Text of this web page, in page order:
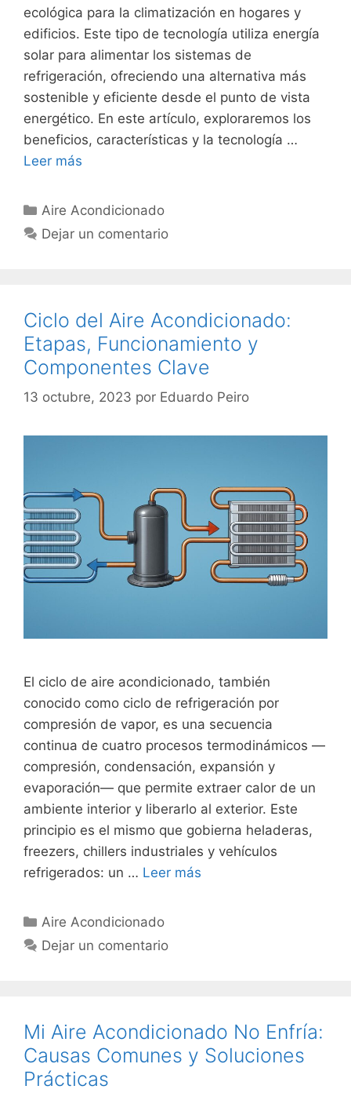
ecológica para la climatización en hogares y
edificios. Este tipo de tecnología utiliza energía
solar para alimentar los sistemas de
refrigeración, ofreciendo una alternativa más
sostenible y eficiente desde el punto de vista
energético. En este artículo, exploraremos los
beneficios, características y la tecnología …
Leer más
Categorías
Aire Acondicionado
Dejar un comentario
Ciclo del Aire Acondicionado:
Etapas, Funcionamiento y
Componentes Clave
13 octubre, 2023 por Eduardo Peiro
El ciclo de aire acondicionado, también
conocido como ciclo de refrigeración por
compresión de vapor, es una secuencia
continua de cuatro procesos termodinámicos —
compresión, condensación, expansión y
evaporación— que permite extraer calor de un
ambiente interior y liberarlo al exterior. Este
principio es el mismo que gobierna heladeras,
freezers, chillers industriales y vehículos
refrigerados: un … Leer más
Categorías
Aire Acondicionado
Dejar un comentario
Mi Aire Acondicionado No Enfría:
Causas Comunes y Soluciones
Prácticas